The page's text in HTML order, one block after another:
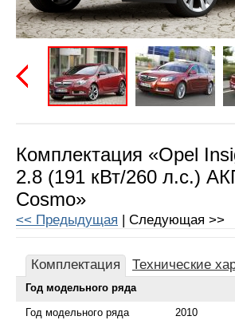
Комплектация «Opel
2.8 (191 кВт/260 л.с.)
Cosmo»
<< Предыдущая | Следующая >>
Комплектация Технические
Год модельного ряда
Год модельного ряда 2010